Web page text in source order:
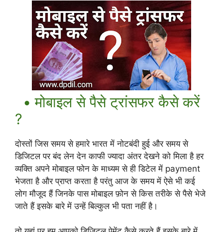
• मोबाइल से पैसे ट्रांसफर कैसे करें
?
दोस्तों जिस समय से हमारे भारत में नोटबंदी हुई और समय से
डिजिटल पर बंद लेन देन काफी ज्यादा अंतर देखने को मिला है हर
व्यक्ति अपने मोबाइल फोन के माध्यम से ही डिटेल में payment
भेजता है और प्राप्त करता है परंतु आज के समय में ऐसे भी कई
लोग मौजूद हैं जिनके पास मोबाइल फ़ोन से किस तरीके से पैसे भेजे
जाते हैं इसके बारे में उन्हें बिल्कुल भी पता नहीं है।